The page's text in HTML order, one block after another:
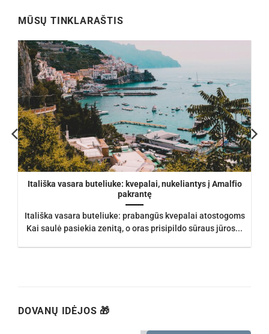
MŪSŲ TINKLARAŠTIS
Itališka vasara buteliuke: kvepalai, nukeliantys į Amalfio
pakrantę
Itališka vasara buteliuke: prabangūs kvepalai atostogoms
Kai saulė pasiekia zenitą, o oras prisipildo sūraus jūros...
DOVANŲ IDĖJOS 🎁